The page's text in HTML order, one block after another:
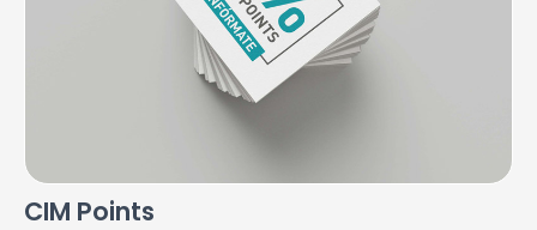
CIM Points